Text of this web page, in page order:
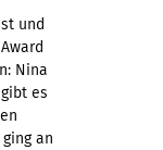
und
Nina
es
an